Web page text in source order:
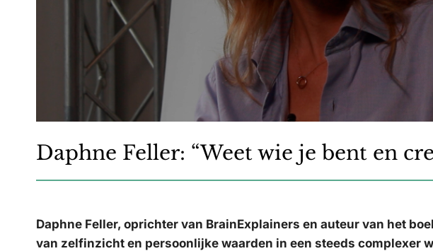
Daphne Feller: “Weet wie je bent en
Daphne Feller, oprichter van BrainExplainers en auteur van het
van zelfinzicht en persoonlijke waarden in een steeds complexer